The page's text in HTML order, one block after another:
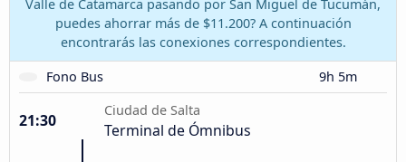
Valle de Catamarca pasando por San Miguel de Tucumán,
puedes ahorrar más de $11.200? A continuación
encontrarás las conexiones correspondientes.
Fono Bus
9h 5m
21:30
Ciudad de Salta
Terminal de Ómnibus